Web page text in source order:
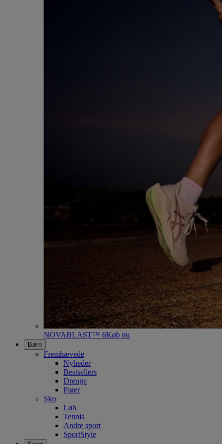
NOVABLAST™ 6Køb nu
Børn
Fremhævede
Nyheder
Bestsellers
Drenge
Piger
Sko
Løb
Tennis
Andre sport
SportStyle